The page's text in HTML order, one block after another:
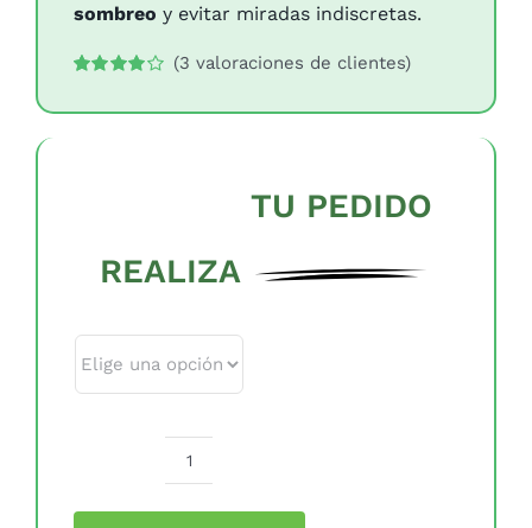
sombreo y evitar miradas indiscretas.
con4.00
(3 valoraciones de clientes)
REALIZA
TU PEDIDO
Tamaño
Vallas